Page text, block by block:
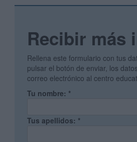
Recibir más
Rellena este formulario con tus
pulsar el botón de enviar, los
correo electrónico al centro
Tu nombre: *
Tus apellidos: *